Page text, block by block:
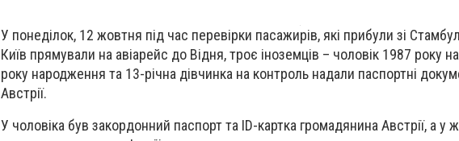
У понеділок, 12 жовтня під час перевірки пасажирів, які прибули зі
Київ прямували на авіарейс до Відня, троє іноземців – чоловік 1987 року
року народження та 13-річна дівчинка на контроль надали паспортні
Австрії.
У чоловіка був закордонний паспорт та ID-картка громадянина Австрії, а у